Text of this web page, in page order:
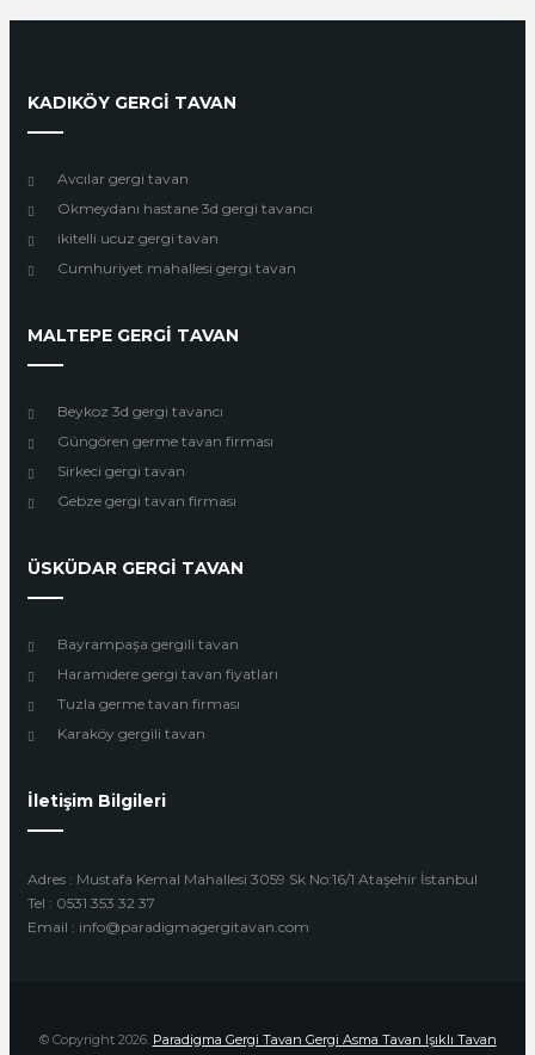
KADIKÖY GERGİ TAVAN
Avcılar gergi tavan
Okmeydanı hastane 3d gergi tavancı
ikitelli ucuz gergi tavan
Cumhuriyet mahallesi gergi tavan
MALTEPE GERGİ TAVAN
Beykoz 3d gergi tavancı
Güngören germe tavan firması
Sirkeci gergi tavan
Gebze gergi tavan firması
ÜSKÜDAR GERGİ TAVAN
Bayrampaşa gergili tavan
Haramıdere gergi tavan fiyatları
Tuzla germe tavan firması
Karaköy gergili tavan
İletişim Bilgileri
Adres : Mustafa Kemal Mahallesi 3059 Sk No:16/1 Ataşehir İstanbul
Tel : 0531 353 32 37
Email : info@paradigmagergitavan.com
© Copyright 2026. Paradigma Gergi Tavan Gergi Asma Tavan Işıklı Tavan